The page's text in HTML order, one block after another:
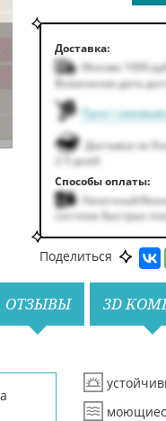
Доставка:
Москва 1000
Возможная дата
Пункт
Доставка по
2-5 дней
Способы оплаты:
Наличный/
система быстрых
Поделиться
ОТЗЫВЫ 3D